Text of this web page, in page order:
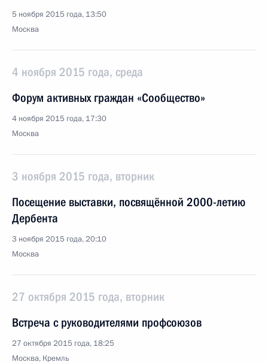
5 ноября 2015 года, 13:50
Москва
4 ноября 2015 года, среда
Форум активных граждан «Сообщество»
4 ноября 2015 года, 17:30
Москва
3 ноября 2015 года, вторник
Посещение выставки, посвящённой 2000-летию
Дербента
3 ноября 2015 года, 20:10
Москва
27 октября 2015 года, вторник
Встреча с руководителями профсоюзов
27 октября 2015 года, 18:25
Москва, Кремль